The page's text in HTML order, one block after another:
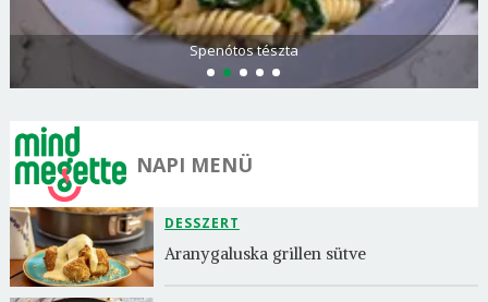
Olasz és görög paradicsomsaláta
NAPI MENÜ
DESSZERT
Aranygaluska grillen sütve